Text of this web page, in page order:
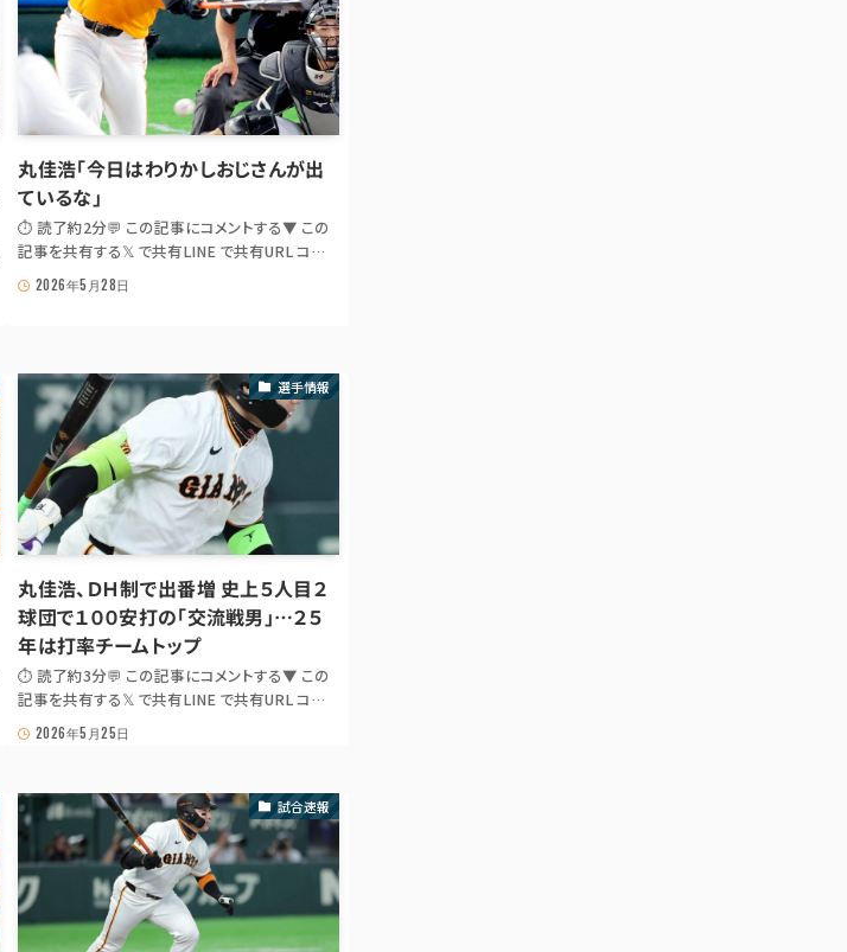
丸佳浩「今日はわりかしおじさんが出
ているな」
⏱ 読了約2分💬 この記事にコメントする▼ この
記事を共有する𝕏 で共有LINE で共有URL コピ
ーJS が無効の場合は出典記事 URL を共有: 𝕏 ·
LINE 📰 報知新聞 / スポーツ報知巨人班X⚾
2026年5月28日
選手情報
丸佳浩、ＤＨ制で出番増 史上５人目２
球団で１００安打の「交流戦男」…２５
年は打率チームトップ
⏱ 読了約3分💬 この記事にコメントする▼ この
記事を共有する𝕏 で共有LINE で共有URL コピ
ーJS が無効の場合は出典記事 URL を共有: 𝕏 ·
LINE 📰 報知新聞 / スポーツ報知巨人班X⚾
人編】丸佳浩、ＤＨ制で出番増 ...
2026年5月25日
試合速報